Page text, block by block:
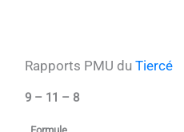
Rapports PMU duTiercé
9 – 11 – 8